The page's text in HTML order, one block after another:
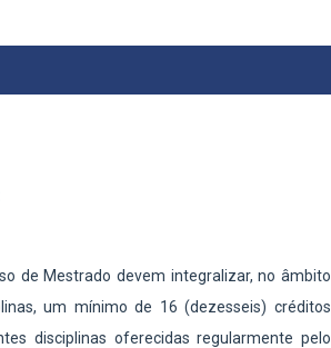
de Mestrado devem integralizar, no âmbito
um mínimo de 16 (dezesseis) créditos
disciplinas oferecidas regularmente pelo